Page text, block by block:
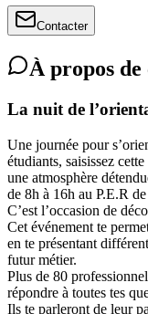
Contacter
À propos de
La nuit de
Une journée pour
étudiants, saisissez
une atmosphère
de 8h à 16h au P.E.R
C’est l’occasion de
Cet événement te
en te présentant
futur métier.
Plus de 80
répondre à toutes tes
Ils te parleront de leur